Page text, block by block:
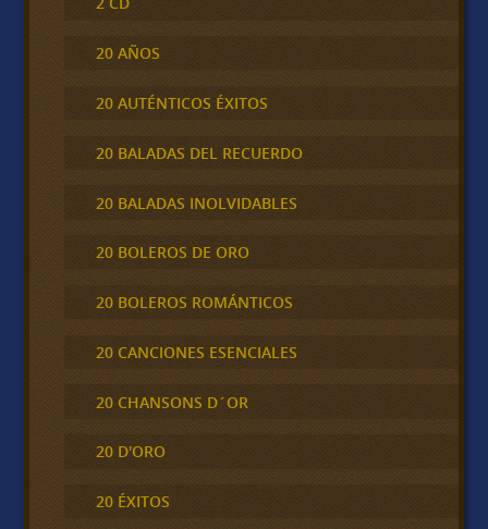
20 AÑOS
20 AUTÉNTICOS ÉXITOS
20 BALADAS DEL RECUERDO
20 BALADAS INOLVIDABLES
20 BOLEROS DE ORO
20 BOLEROS ROMÁNTICOS
20 CANCIONES ESENCIALES
20 CHANSONS D´OR
20 D'ORO
20 ÉXITOS